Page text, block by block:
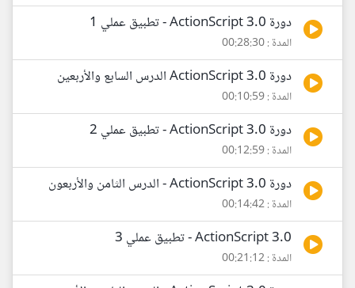
دورة ActionScript 3.0 - تطبيق عملي 1
المدة : 00:28:30
دورة ActionScript 3.0 الدرس السابع والأربعين
المدة : 00:10:59
دورة ActionScript 3.0 - تطبيق عملي 2
المدة : 00:12:59
دورة ActionScript 3.0 - الدرس الثامن والأربعون
المدة : 00:14:42
ActionScript 3.0 - تطبيق عملي 3
المدة : 00:21:12